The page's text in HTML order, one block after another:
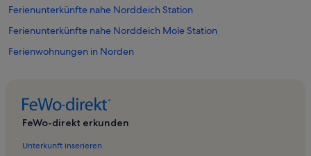
Ferienunterkünfte nahe Norddeich Station
Ferienunterkünfte nahe Norddeich Mole Station
Ferienwohnungen in Norden
Ferienwohnungen in Utlandshörn
FeWo-direkt erkunden
Unterkunft inserieren